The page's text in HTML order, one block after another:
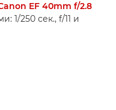
EF 40mm f/2.8
1/250 сек., f/11 и